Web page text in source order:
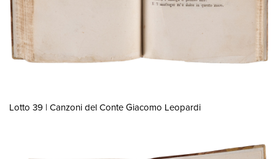
Lotto 39 | Canzoni del Conte Giacomo Leopardi